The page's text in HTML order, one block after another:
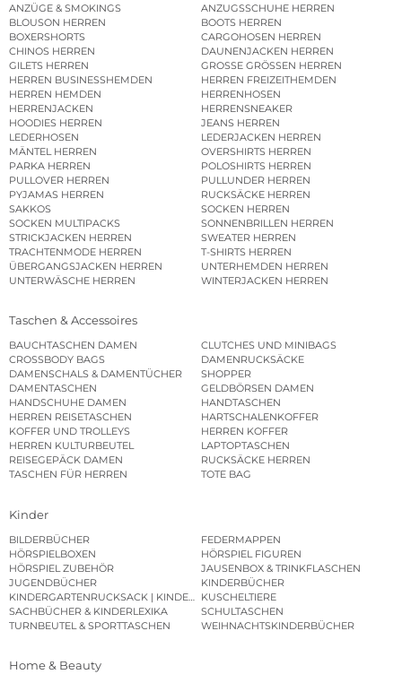
ANZÜGE & SMOKINGS
ANZUGSSCHUHE HERREN
BLOUSON HERREN
BOOTS HERREN
BOXERSHORTS
CARGOHOSEN HERREN
CHINOS HERREN
DAUNENJACKEN HERREN
GILETS HERREN
GROSSE GRÖSSEN HERREN
HERREN BUSINESSHEMDEN
HERREN FREIZEITHEMDEN
HERREN HEMDEN
HERRENHOSEN
HERRENJACKEN
HERRENSNEAKER
HOODIES HERREN
JEANS HERREN
LEDERHOSEN
LEDERJACKEN HERREN
MÄNTEL HERREN
OVERSHIRTS HERREN
PARKA HERREN
POLOSHIRTS HERREN
PULLOVER HERREN
PULLUNDER HERREN
PYJAMAS HERREN
RUCKSÄCKE HERREN
SAKKOS
SOCKEN HERREN
SOCKEN MULTIPACKS
SONNENBRILLEN HERREN
STRICKJACKEN HERREN
SWEATER HERREN
TRACHTENMODE HERREN
T-SHIRTS HERREN
ÜBERGANGSJACKEN HERREN
UNTERHEMDEN HERREN
UNTERWÄSCHE HERREN
WINTERJACKEN HERREN
Taschen & Accessoires
BAUCHTASCHEN DAMEN
CLUTCHES UND MINIBAGS
CROSSBODY BAGS
DAMENRUCKSÄCKE
DAMENSCHALS & DAMENTÜCHER
SHOPPER
DAMENTASCHEN
GELDBÖRSEN DAMEN
HANDSCHUHE DAMEN
HANDTASCHEN
HERREN REISETASCHEN
HARTSCHALENKOFFER
KOFFER UND TROLLEYS
HERREN KOFFER
HERREN KULTURBEUTEL
LAPTOPTASCHEN
REISEGEPÄCK DAMEN
RUCKSÄCKE HERREN
TASCHEN FÜR HERREN
TOTE BAG
Kinder
BILDERBÜCHER
FEDERMAPPEN
HÖRSPIELBOXEN
HÖRSPIEL FIGUREN
HÖRSPIEL ZUBEHÖR
JAUSENBOX & TRINKFLASCHEN
JUGENDBÜCHER
KINDERBÜCHER
KINDERGARTENRUCKSACK | KINDERGARTENBEUTEL
KUSCHELTIERE
SACHBÜCHER & KINDERLEXIKA
SCHULTASCHEN
TURNBEUTEL & SPORTTASCHEN
WEIHNACHTSKINDERBÜCHER
Home & Beauty